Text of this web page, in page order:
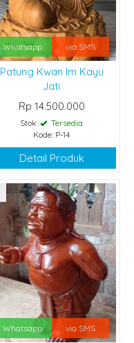
Whatsapp via SMS
Patung Kwan Im Kayu
Jati
Rp 14.500.000
Stok:
Tersedia
Kode: P-14
Detail Produk
Whatsapp via SMS